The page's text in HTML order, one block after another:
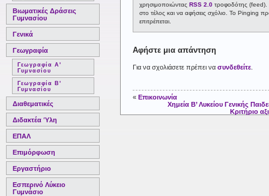
Βιωματικές Δράσεις
Γυμνασίου
Γενικά
Γεωγραφία
Γεωγραφία Α'
Γυμνασίου
Γεωγραφία Β'
Γυμνασίου
Διαθεματικές
Διδακτέα Ύλη
ΕΠΑΛ
Επιμόρφωση
Εργαστήριο
Εσπερινό Λύκειο
Γυμνάσιο
χρησιμοποιώντας RSS 2.0 τροφοδότης
στο τέλος και να αφήσεις σχόλιο. Το Pinging
επιτρέπεται.
Αφήστε μια απάντηση
Για να σχολιάσετε πρέπει να συνδεθείτε
« Επικοινωνία
Χημεία Β’ Λυκείου Γενικής
Κριτήριο